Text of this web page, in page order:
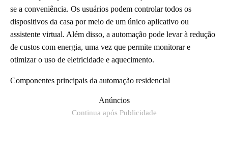
se a conveniência. Os usuários podem controlar todos os
dispositivos da casa por meio de um único aplicativo ou
assistente virtual. Além disso, a automação pode levar à redução
de custos com energia, uma vez que permite monitorar e
otimizar o uso de eletricidade e aquecimento.
Componentes principais da automação residencial
Anúncios
Continua após Publicidade